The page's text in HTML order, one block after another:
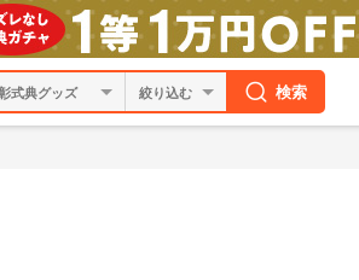
絞り込む 検索